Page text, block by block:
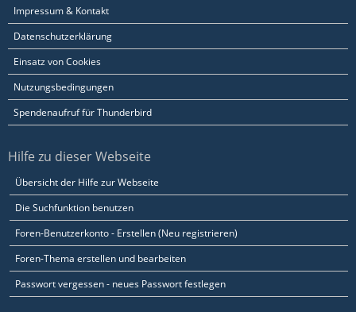
Impressum & Kontakt
Datenschutzerklärung
Einsatz von Cookies
Nutzungsbedingungen
Spendenaufruf für Thunderbird
Hilfe zu dieser Webseite
Übersicht der Hilfe zur Webseite
Die Suchfunktion benutzen
Foren-Benutzerkonto - Erstellen (Neu registrieren)
Foren-Thema erstellen und bearbeiten
Passwort vergessen - neues Passwort festlegen